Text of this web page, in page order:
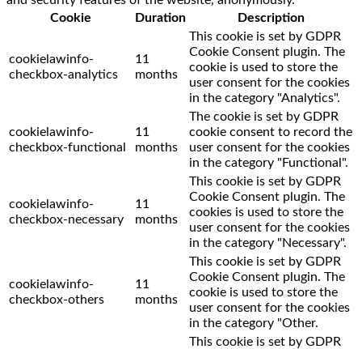
Cookie
Duration Description
cookielawinfo-
checkbox-analytics
11
months
This cookie is set by GDPR
Cookie Consent plugin. The
cookie is used to store the
user consent for the cookies
in the category "Analytics".
cookielawinfo-
checkbox-functional
11
months
The cookie is set by GDPR
cookie consent to record the
user consent for the cookies
in the category "Functional".
cookielawinfo-
checkbox-necessary
11
months
This cookie is set by GDPR
Cookie Consent plugin. The
cookies is used to store the
user consent for the cookies
in the category "Necessary".
cookielawinfo-
checkbox-others
11
months
This cookie is set by GDPR
Cookie Consent plugin. The
cookie is used to store the
user consent for the cookies
in the category "Other.
This cookie is set by GDPR